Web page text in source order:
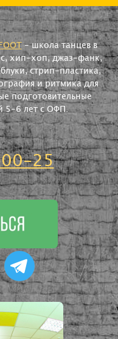
- школа танцев в
хип-хоп, джаз-фанк,
стрип-пластика,
и ритмика для
подготовительные
5-6 лет с ОФП.
25